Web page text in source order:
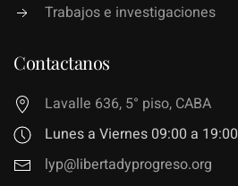
Trabajos e investigaciones
Contactanos
Lavalle 636, 5° piso, CABA
Lunes a Viernes 09:00 a 19:00
lyp@libertadyprogreso.org